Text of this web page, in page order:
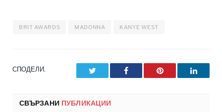
BRIT AWARDS MADONNA KANYE WEST
СПОДЕЛИ. Facebook Pinterest
СВЪРЗАНИ ПУБЛИКАЦИИ